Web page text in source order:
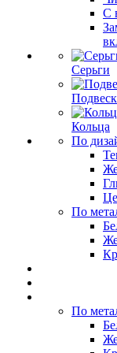
С
Серьги
Кольца
По
По
По